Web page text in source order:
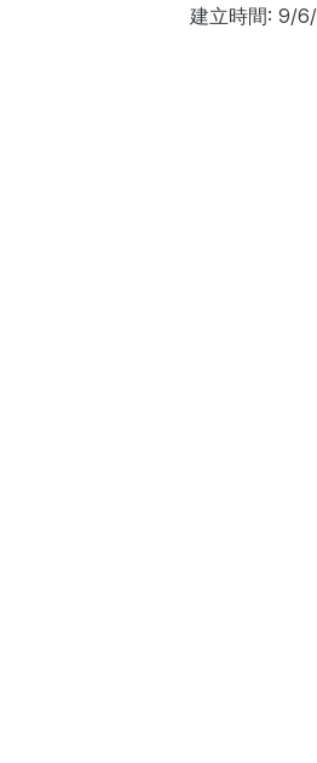
建立時間: 9/